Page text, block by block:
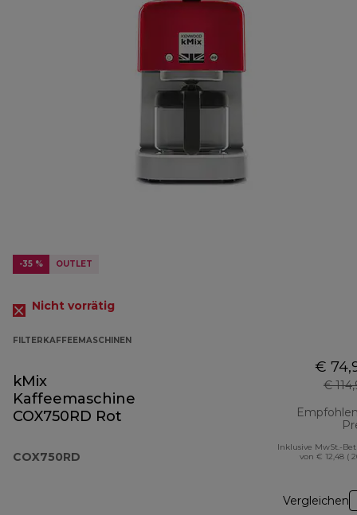
-35 % OUTLET
Nicht vorrätig
FILTERKAFFEEMASCHINEN
kMix
Kaffeemaschine
COX750RD Rot
COX750RD
€
€
Inklusive MwSt.-
von € 12,48 (
Vergleichen